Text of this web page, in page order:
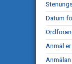
Datum
Anmäl